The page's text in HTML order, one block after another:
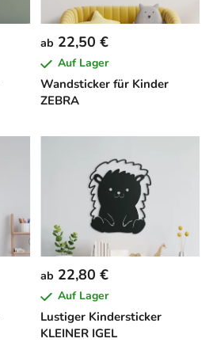
Wandsticker für Kinder
ZEBRA
ab 22,50 €
Auf Lager
Lustiger Kindersticker
KLEINER IGEL
ab 22,80 €
Auf Lager